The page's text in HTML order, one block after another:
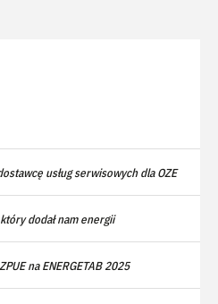
usług serwisowych dla OZE
dodał nam energii
na ENERGETAB 2025